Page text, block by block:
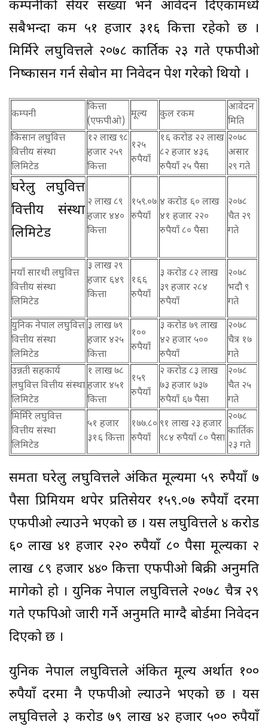
कम्पनीको सेयर संख्या भने आवेदन दिएकामध्ये
सबैभन्दा कम ५१ हजार ३१६ कित्ता रहेको छ ।
मिर्मिरे लघुवित्तले २०७८ कार्तिक २३ गते एफपीओ
निष्कासन गर्न सेबोन मा निवेदन पेश गरेको थियो ।
कम्पनी
कित्ता
(एफपीओ)
मूल्य कुल रकम
आवेदन
मिति
किसान लघुवित्त
वित्तीय संस्था
लिमिटेड
१२ लाख ९८
हजार २५९
कित्ता
१२५
रुपैयाँ
१६ करोड २२ लाख
८२ हजार ४३६
रुपैयाँ २५ पैसा
२०७८
असार
२९ गते
घरेलु लघुवित्त
वित्तीय संस्था
लिमिटेड
२ लाख ८९
हजार ४४०
कित्ता
१५९.०७
रुपैयाँ
४ करोड ६० लाख
४१ हजार २२०
रुपैयाँ ८० पैसा
२०७८
चैत २९
गते
नयाँ सारथी लघुवित्त
वित्तीय संस्था
लिमिटेड
३ लाख २९
हजार ६४९
कित्ता
१६६
रुपैयाँ
३ करोड ८२ लाख
३९ हजार २८४
रुपैयाँ
२०७८
भदौ ९
गते
युनिक नेपाल लघुवित्त
वित्तीय संस्था
लिमिटेड
३ लाख ७९
हजार ४२५
कित्ता
१००
रुपैयाँ
३ करोड ७९ लाख
४२ हजार ५००
रुपैयाँ
२०७८
चैत्र १७
गते
उन्नती सहकार्य
लघुवित्त वित्तीय संस्था
लिमिटेड
१ लाख ७८
हजार ४५१
कित्ता
१५९
रुपैयाँ
२ करोड ८३ लाख
७३ हजार ७३७
रुपैयाँ ६७ पैसा
२०७८
चैत २५
गते
मिर्मिरे लघुवित्त
वित्तीय संस्था
लिमिटेड
५१ हजार
३१६ कित्ता
१७७.८०
रुपैयाँ
९१ लाख २३ हजार
९८४ रुपैयाँ ८० पैसा
२०७८
कार्तिक
२३ गते
समता घरेलु लघुवित्तले अंकित मूल्यमा ५९ रुपैयाँ ७
पैसा प्रिमियम थपेर प्रतिसेयर १५९.०७ रुपैयाँ दरमा
एफपीओ ल्याउने भएको छ । यस लघुवित्तले ४ करोड
६० लाख ४१ हजार २२० रुपैयाँ ८० पैसा मूल्यका २
लाख ८९ हजार ४४० कित्ता एफपीओ बिक्री अनुमति
मागेको हो । युनिक नेपाल लघुवित्तले २०७८ चैत्र २९
गते एफपिओ जारी गर्ने अनुमति माग्दै बोर्डमा निवेदन
दिएको छ ।
युनिक नेपाल लघुवित्तले अंकित मूल्य अर्थात १००
रुपैयाँ दरमा नै एफपीओ ल्याउने भएको छ । यस
लघुवित्तले ३ करोड ७९ लाख ४२ हजार ५०० रुपैयाँ